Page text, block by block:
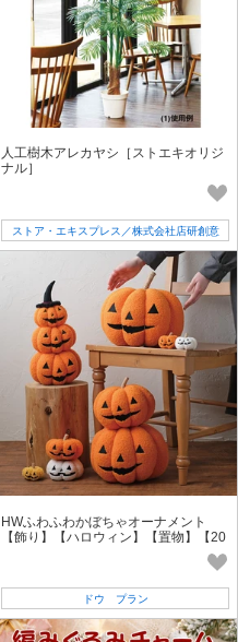
人工樹木アレカヤシ［ストエキオリジ
ナル］
ストア・エキスプレス／株式会社店研創意
HWふわふわかぼちゃオーナメント
【飾り】【ハロウィン】【置物】【20
ドウ プラン